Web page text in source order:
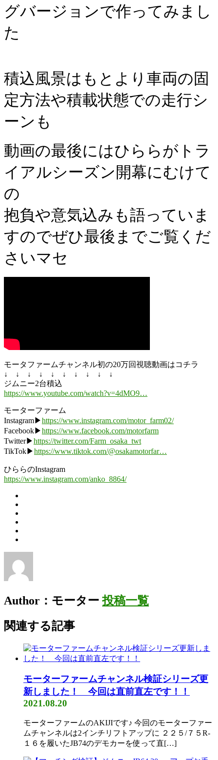
グバージョンで作ってみまし
た
積込風景はもとより車両の固
定方法や積載状態での走行シ
ーンも
動画の最後にはひららがトラ
イアルシーズン開幕にむけて
の
抱負や意気込みも語っていま
すのでぜひ最後までご覧くだ
さいマセ
モータファームチャンネル初の20万回視聴動画はコチラ
↓ ↓ ↓ ↓ ↓ ↓ ↓ ↓ ↓ ↓
ジムニー2台積込
https://www.youtube.com/watch?v=4dMO9…
モーターファーム
Instagram▶https://www.instagram.com/motor_farm02/
Facebook▶https://www.facebook.com/motorfarm
Twitter▶https://twitter.com/Farm_osaka_twt
TikTok▶https://www.tiktok.com/@osakamotorfar…
ひららのInstagram
https://www.instagram.com/anko_8864/
Author：モーター投稿一覧
関連する記事
モーターファームチャンネル検証シリーズ更
新しました！ 今回は直前直左です！！
2021.08.20
モーターファームのAKIJIです♪ 今回のモーターファー
ムチャンネルは2インチリフトアップに ２２５/７５R-
１６を履いたJB74のデモカーを使って直[…]